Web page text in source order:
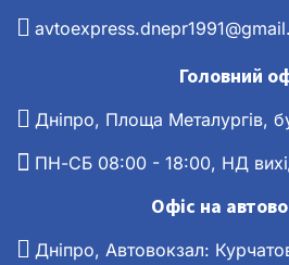
Головний
Дніпро, Площа Металургів,
ПН-СБ 08:00 - 18:00, НД
Офіс на
Дніпро, Автовокзал: